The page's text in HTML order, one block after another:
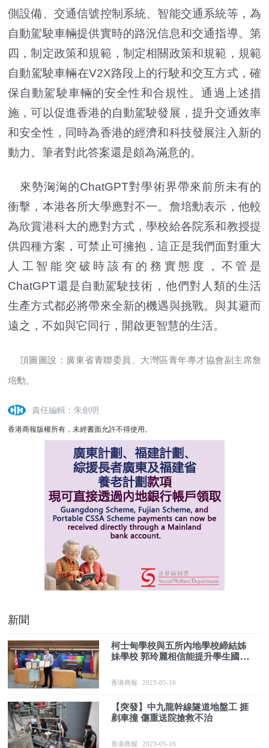
側設備、交通信號控制系統、智能交通系統等，為
自動駕駛車輛提供實時的路況信息和交通指導。第
四，制定政策和規範，制定相關政策和規範，規範
自動駕駛車輛在V2X路段上的行駛和交互方式，確
保自動駕駛車輛的安全性和合規性。通過上述措
施，可以促進香港的自動駕駛發展，提升交通效率
和安全性，同時為香港的經濟和科技發展注入新的
動力。筆者對此答案還是頗為滿意的。
來勢洶洶的ChatGPT對學術界帶來前所未有的
衝擊，本港各所大學應對不一。詹培勳表示，他較
為欣賞港科大的應對方式，學校給各院系和教授提
供四種方案，可禁止可擁抱，這正是我們面對重大
人工智能突破時該有的務實態度，不管是
ChatGPT還是自動駕駛技術，他們對人類的生活
生產方式都必將帶來全新的機遇與挑戰。與其避而
遠之，不如與它同行，開啟更智慧的生活。
頂圖圖說：廣東省青聯委員、大灣區青年專才協會副主席詹
培勳。
責任編輯：朱劍明
香港商報版權所有，未經書面允許不得使用。
新聞
柯士甸學校與五所內地學校締結姊
妹學校 郭玲麗相信能提升學生國民
香港商報 2023-05-16
【突發】中九龍幹線隧道地盤工 捱
剷車撞 傷重送院搶救不治
香港商報 2023-05-16